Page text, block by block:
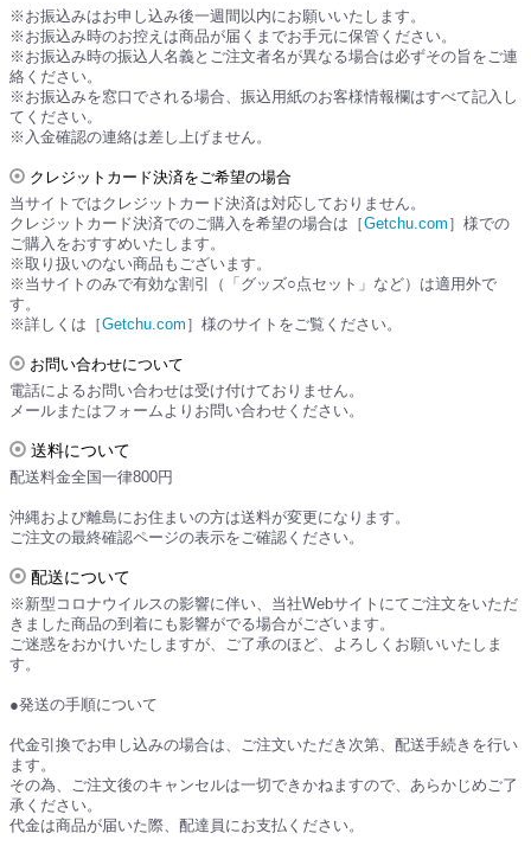
※お振込みはお申し込み後一週間以内にお願いいたします。
※お振込み時のお控えは商品が届くまでお手元に保管ください。
※お振込み時の振込人名義とご注文者名が異なる場合は必ずその旨をご連
絡ください。
※お振込みを窓口でされる場合、振込用紙のお客様情報欄はすべて記入し
てください。
※入金確認の連絡は差し上げません。
クレジットカード決済をご希望の場合
当サイトではクレジットカード決済は対応しておりません。
クレジットカード決済でのご購入を希望の場合は［Getchu.com ］様での
ご購入をおすすめいたします。
※取り扱いのない商品もございます。
※当サイトのみで有効な割引（「グッズ○点セット」など）は適用外で
す。
※詳しくは［Getchu.com ］様のサイトをご覧ください。
お問い合わせについて
電話によるお問い合わせは受け付けておりません。
メールまたはフォームよりお問い合わせください。
送料について
配送料金全国一律800円
沖縄および離島にお住まいの方は送料が変更になります。
ご注文の最終確認ページの表示をご確認ください。
配送について
※新型コロナウイルスの影響に伴い、当社Webサイトにてご注文をいただ
きました商品の到着にも影響がでる場合がございます。
ご迷惑をおかけいたしますが、ご了承のほど、よろしくお願いいたしま
す。
●発送の手順について
代金引換でお申し込みの場合は、ご注文いただき次第、配送手続きを行い
ます。
その為、ご注文後のキャンセルは一切できかねますので、あらかじめご了
承ください。
代金は商品が届いた際、配達員にお支払ください。